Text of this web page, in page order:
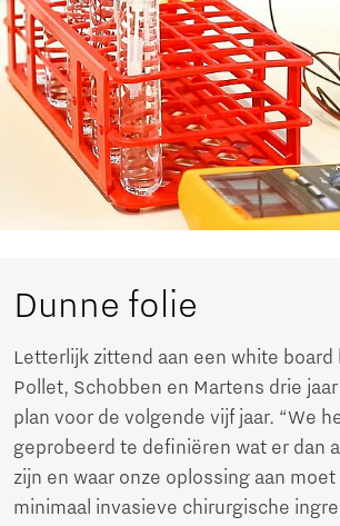
Dunne folie
Letterlijk zittend aan een white board
Pollet, Schobben en Martens drie
plan voor de volgende vijf jaar. “We
geprobeerd te definiëren wat er dan
zijn en waar onze oplossing aan
minimaal invasieve chirurgische